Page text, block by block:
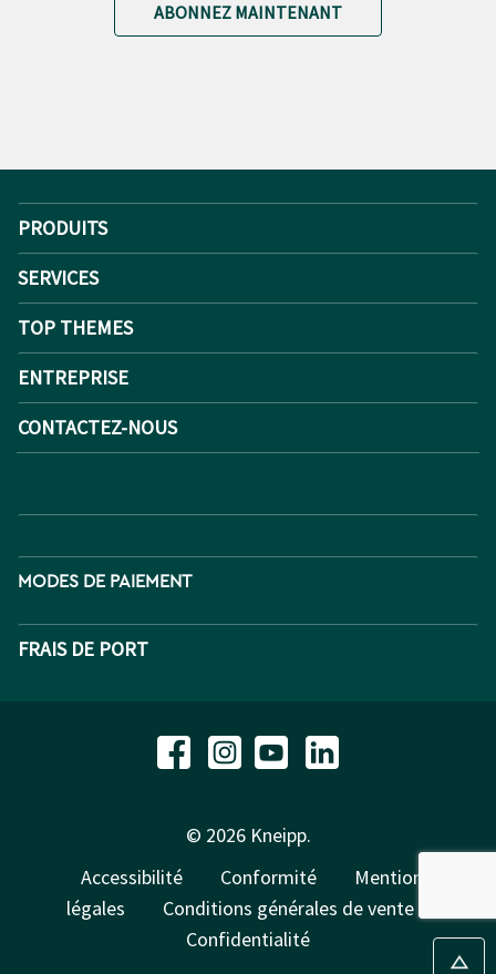
ABONNEZ MAINTENANT
PRODUITS
SERVICES
TOP THEMES
ENTREPRISE
CONTACTEZ-NOUS
MODES DE PAIEMENT
FRAIS DE PORT
© 2026 Kneipp.
Accessibilité
Conformité
Mentions
légales
Conditions générales de vente
Confidentialité